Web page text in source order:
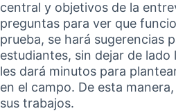
central y objetivos de la
preguntas para ver que
prueba, se hará sugerencias
estudiantes, sin dejar de
les dará minutos para
en el campo. De esta
sus trabajos.